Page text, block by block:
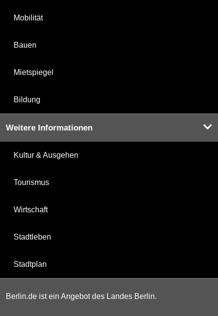
Mobilität
Bauen
Mietspiegel
Bildung
Weitere Informationen
Kultur & Ausgehen
Tourismus
Wirtschaft
Stadtleben
Stadtplan
Berlin.de ist ein Angebot des Landes Berlin.